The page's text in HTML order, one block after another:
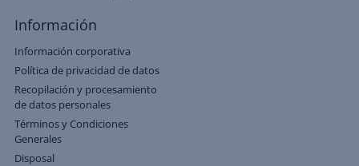
Información
Información corporativa
Política de privacidad de datos
Recopilación y procesamiento
de datos personales
Términos y Condiciones
Generales
Disposal